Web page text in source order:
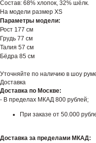
Состав: 68% хлопок, 32% шёлк.
На модели размер XS
Параметры модели:
Рост 177 см
Грудь 77 см
Талия 57 см
Бёдра 85 см
Уточняйте по наличию в шоу
Доставка
Доставка по Москве:
⁃ В пределах МКАД 800 рублей;
При заказе от 50.000
Доставка за пределами МКАД: